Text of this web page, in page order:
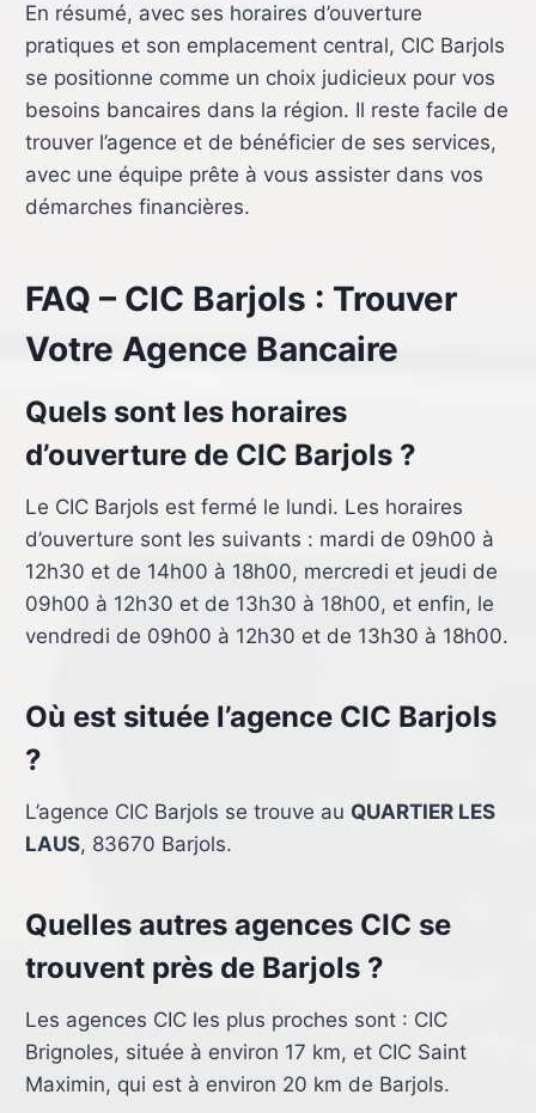
En résumé, avec ses horaires d’ouverture
pratiques et son emplacement central, CIC Barjols
se positionne comme un choix judicieux pour vos
besoins bancaires dans la région. Il reste facile de
trouver l’agence et de bénéficier de ses services,
avec une équipe prête à vous assister dans vos
démarches financières.
FAQ – CIC Barjols : Trouver
Votre Agence Bancaire
Quels sont les horaires
d’ouverture de CIC Barjols ?
Le CIC Barjols est fermé le lundi. Les horaires
d’ouverture sont les suivants : mardi de 09h00 à
12h30 et de 14h00 à 18h00, mercredi et jeudi de
09h00 à 12h30 et de 13h30 à 18h00, et enfin, le
vendredi de 09h00 à 12h30 et de 13h30 à 18h00.
Où est située l’agence CIC Barjols
?
L’agence CIC Barjols se trouve au QUARTIER LES
LAUS, 83670 Barjols.
Quelles autres agences CIC se
trouvent près de Barjols ?
Les agences CIC les plus proches sont : CIC
Brignoles, située à environ 17 km, et CIC Saint
Maximin, qui est à environ 20 km de Barjols.